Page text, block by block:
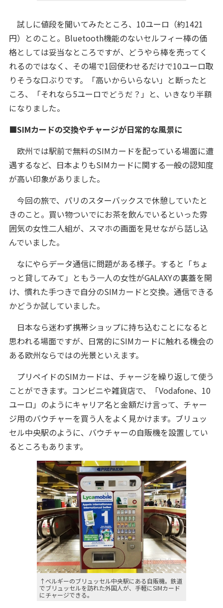
試しに値段を聞いてみたところ、10ユーロ（約1421
円）とのこと。Bluetooth機能のないセルフィー棒の価
格としては妥当なところですが、どうやら棒を売ってく
れるのではなく、その場で1回使わせるだけで10ユーロ取
りそうな口ぶりです。「高いからいらない」と断ったと
ころ、「それなら5ユーロでどうだ？」と、いきなり半額
になりました。
■SIMカードの交換やチャージが日常的な風景に
欧州では駅前で無料のSIMカードを配っている場面に遭
遇するなど、日本よりもSIMカードに関する一般の認知度
が高い印象がありました。
今回の旅で、パリのスターバックスで休憩していたと
きのこと。買い物ついでにお茶を飲んでいるといった雰
囲気の女性二人組が、スマホの画面を見せながら話し込
んでいました。
なにやらデータ通信に問題がある様子。すると「ちょ
っと貸してみて」ともう一人の女性がGALAXYの裏蓋を開
け、慣れた手つきで自分のSIMカードと交換。通信できる
かどうか試していました。
日本なら迷わず携帯ショップに持ち込むことになると
思われる場面ですが、日常的にSIMカードに触れる機会の
ある欧州ならではの光景といえます。
プリペイドのSIMカードは、チャージを繰り返して使う
ことができます。コンビニや雑貨店で、「Vodafone、10
ユーロ」のようにキャリア名と金額だけ言って、チャー
ジ用のバウチャーを買う人をよく見かけます。ブリュッ
セル中央駅のように、バウチャーの自販機を設置してい
るところもあります。
↑ベルギーのブリュッセル中央駅にある自販機。鉄道
でブリュッセルを訪れた外国人が、手軽にSIMカード
にチャージできる。